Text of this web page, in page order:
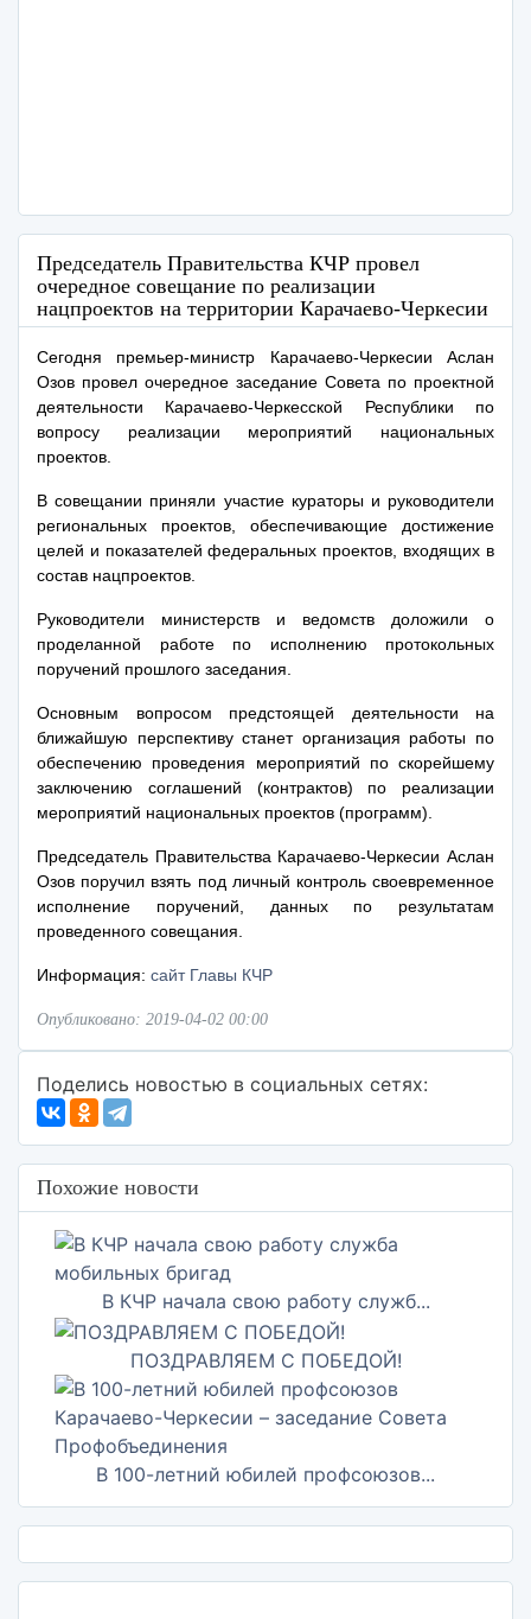
Председатель Правительства КЧР провел
очередное совещание по реализации
нацпроектов на территории Карачаево-Черкесии
Сегодня премьер-министр Карачаево-Черкесии Аслан
Озов провел очередное заседание Совета по проектной
деятельности Карачаево-Черкесской Республики по
вопросу реализации мероприятий национальных
проектов.
В совещании приняли участие кураторы и руководители
региональных проектов, обеспечивающие достижение
целей и показателей федеральных проектов, входящих в
состав нацпроектов.
Руководители министерств и ведомств доложили о
проделанной работе по исполнению протокольных
поручений прошлого заседания.
Основным вопросом предстоящей деятельности на
ближайшую перспективу станет организация работы по
обеспечению проведения мероприятий по скорейшему
заключению соглашений (контрактов) по реализации
мероприятий национальных проектов (программ).
Председатель Правительства Карачаево-Черкесии Аслан
Озов поручил взять под личный контроль своевременное
исполнение поручений, данных по результатам
проведенного совещания.
Информация: сайт Главы КЧР
Опубликовано: 2019-04-02 00:00
Поделись новостью в социальных сетях:
Похожие новости
В КЧР начала свою работу служб...
ПОЗДРАВЛЯЕМ С ПОБЕДОЙ!
В 100-летний юбилей профсоюзов...